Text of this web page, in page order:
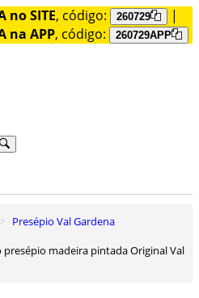
no SITE, código: 260729
|
na APP, código: 260729APP
Presépio Val Gardena